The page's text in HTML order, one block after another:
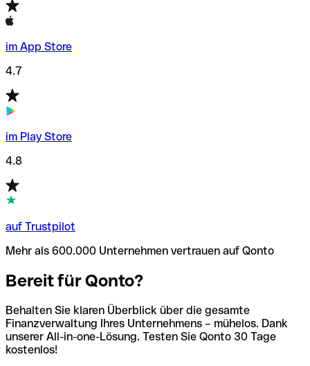
im App Store
4.7
im Play Store
4.8
auf Trustpilot
Mehr als 600.000 Unternehmen vertrauen auf Qonto
Bereit für Qonto?
Behalten Sie klaren Überblick über die gesamte
Finanzverwaltung Ihres Unternehmens – mühelos. Dank
unserer All-in-one-Lösung. Testen Sie Qonto 30 Tage
kostenlos!